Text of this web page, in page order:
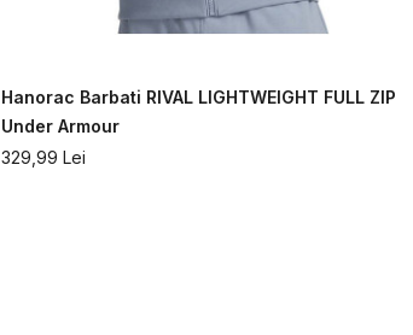
Hanorac Barbati RIVAL LIGHTWEIGHT FULL ZIP
Under Armour
329,99 Lei